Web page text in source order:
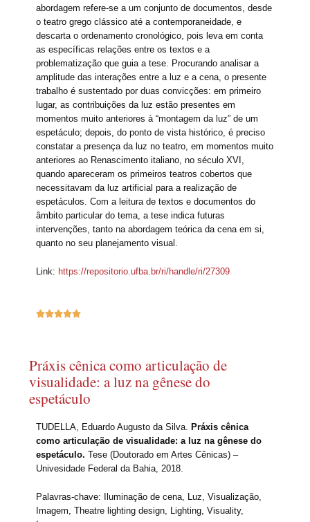
abordagem refere-se a um conjunto de documentos, desde
o teatro grego clássico até a contemporaneidade, e
descarta o ordenamento cronológico, pois leva em conta
as específicas relações entre os textos e a
problematização que guia a tese. Procurando analisar a
amplitude das interações entre a luz e a cena, o presente
trabalho é sustentado por duas convicções: em primeiro
lugar, as contribuições da luz estão presentes em
momentos muito anteriores à “montagem da luz” de um
espetáculo; depois, do ponto de vista histórico, é preciso
constatar a presença da luz no teatro, em momentos muito
anteriores ao Renascimento italiano, no século XVI,
quando apareceram os primeiros teatros cobertos que
necessitavam da luz artificial para a realização de
espetáculos. Com a leitura de textos e documentos do
âmbito particular do tema, a tese indica futuras
intervenções, tanto na abordagem teórica da cena em si,
quanto no seu planejamento visual.
Link: https://repositorio.ufba.br/ri/handle/ri/27309

Práxis cênica como articulação de
visualidade: a luz na gênese do
espetáculo
TUDELLA, Eduardo Augusto da Silva. Práxis cênica
como articulação de visualidade: a luz na gênese do
espetáculo. Tese (Doutorado em Artes Cênicas) –
Univesidade Federal da Bahia, 2018.
Palavras-chave: Iluminação de cena, Luz, Visualização,
Imagem, Theatre lighting design, Lighting, Visuality,